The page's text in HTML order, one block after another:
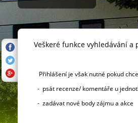
Veškeré funkce vyhledávání
Přihlášení je však nutné pokud
- psát recenze/ komentáře u
- zadávat nové body zájmu a akce